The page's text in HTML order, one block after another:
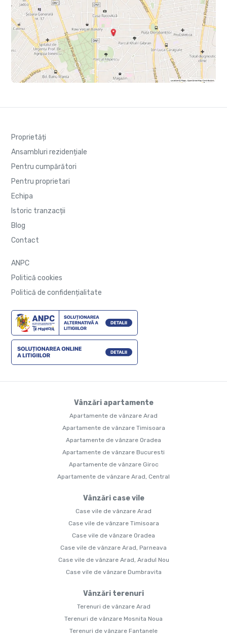
Proprietăți
Ansambluri rezidențiale
Pentru cumpărători
Pentru proprietari
Echipa
Istoric tranzacții
Blog
Contact
ANPC
Politică cookies
Politică de confidențialitate
Vânzări apartamente
Apartamente de vânzare Arad
Apartamente de vânzare Timisoara
Apartamente de vânzare Oradea
Apartamente de vânzare Bucuresti
Apartamente de vânzare Giroc
Apartamente de vânzare Arad, Central
Vânzări case vile
Case vile de vânzare Arad
Case vile de vânzare Timisoara
Case vile de vânzare Oradea
Case vile de vânzare Arad, Parneava
Case vile de vânzare Arad, Aradul Nou
Case vile de vânzare Dumbravita
Vânzări terenuri
Terenuri de vânzare Arad
Terenuri de vânzare Mosnita Noua
Terenuri de vânzare Fantanele